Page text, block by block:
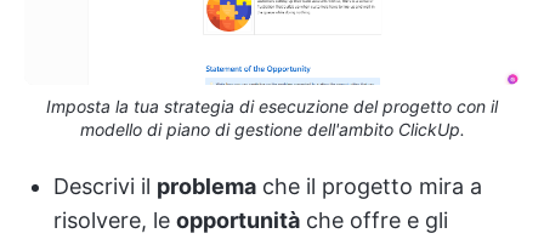
Imposta la tua strategia di esecuzione del progetto con il
modello di piano di gestione dell'ambito ClickUp.
Descrivi il problema che il progetto mira a
risolvere, le opportunità che offre e gli